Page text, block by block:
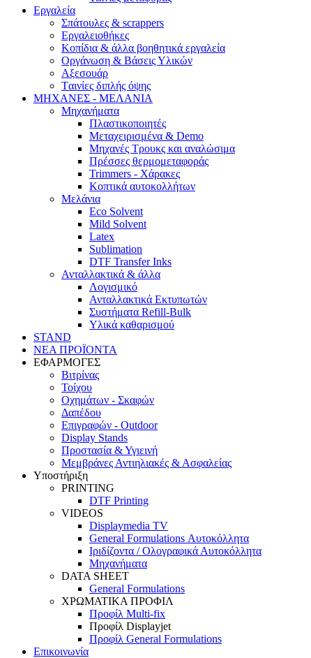
Εργαλεία
Σπάτουλες & scrappers
Eργαλειοθήκες
Κοπίδια & άλλα βοηθητικά εργαλεία
Οργάνωση & Βάσεις Υλικών
Αξεσουάρ
Tαινίες διπλής όψης
ΜΗΧΑΝΕΣ - ΜΕΛΑΝΙΑ
Μηχανήματα
Πλαστικοποιητές
Mεταχειρισμένα & Demo
Mηχανές Τρουκς και αναλώσιμα
Πρέσσες θερμομεταφοράς
Trimmers - Χάρακες
Κοπτικά αυτοκολλήτων
Μελάνια
Eco Solvent
Mild Solvent
Latex
Sublimation
DTF Transfer Inks
Ανταλλακτικά & άλλα
Λογισμικό
Ανταλλακτικά Εκτυπωτών
Συστήματα Refill-Bulk
Υλικά καθαρισμού
STAND
ΝΕΑ ΠΡΟΪΟΝΤΑ
ΕΦΑΡΜΟΓΕΣ
Βιτρίνας
Τοίχου
Οχημάτων - Σκαφών
Δαπέδου
Επιγραφών - Outdoor
Display Stands
Προστασία & Υγιεινή
Μεμβράνες Αντιηλιακές & Ασφαλείας
Υποστήριξη
PRINTING
DTF Printing
VIDEOS
Displaymedia TV
General Formulations Αυτοκόλλητα
Ιριδίζοντα / Ολογραφικά Αυτοκόλλητα
Μηχανήματα
DATA SHEET
General Formulations
ΧΡΩΜΑΤΙΚΑ ΠΡΟΦΙΛ
Προφίλ Multi-fix
Προφίλ Displayjet
Προφίλ General Formulations
Επικοινωνία